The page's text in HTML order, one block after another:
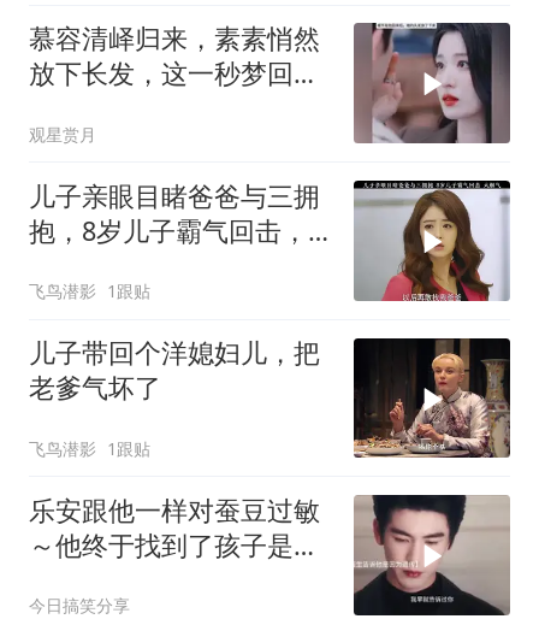
慕容清峄归来，素素悄然
放下长发，这一秒梦回从
观星赏月
儿子亲眼目睹爸爸与三拥
抱，8岁儿子霸气回击，
飞鸟潜影 1跟贴
儿子带回个洋媳妇儿，把
老爹气坏了
飞鸟潜影 1跟贴
乐安跟他一样对蚕豆过敏
～他终于找到了孩子是他
今日搞笑分享